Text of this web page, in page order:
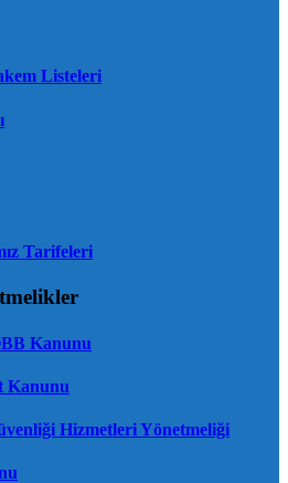
Listeleri
Tarifeleri
Kanunu
Kanunu
Hizmetleri Yönetmeliği